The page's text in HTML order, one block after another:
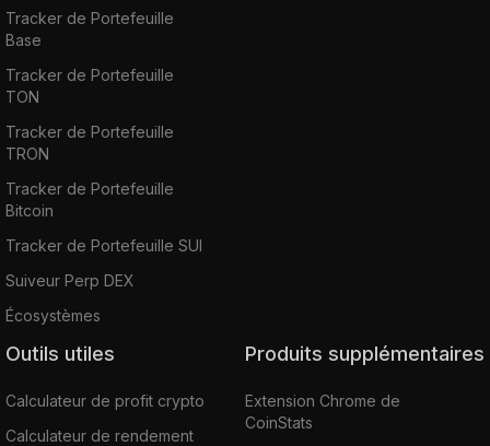
Tracker de Portefeuille
Base
Tracker de Portefeuille
TON
Tracker de Portefeuille
TRON
Tracker de Portefeuille
Bitcoin
Tracker de Portefeuille SUI
Suiveur Perp DEX
Écosystèmes
Outils utiles
Calculateur de profit crypto
Calculateur de rendement
Produits supplémentaires
Extension Chrome de
CoinStats